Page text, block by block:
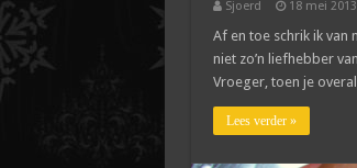
Sjoerd 18 mei 2013
Af en toe schrik ik van
niet zo’n liefhebber
Vroeger, toen je
Lees verder »